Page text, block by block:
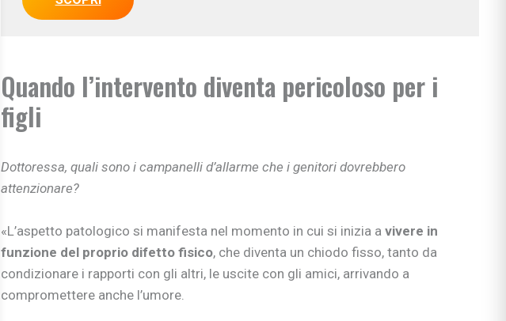
Adolescenza
Sviluppo cognitivo e apprendimento
Linguaggio
Scarabocchi e disegni
Consigli di lettura
Tempo libero
Lo spazio d’ascolto
Essere famiglia
Quando arriva un bebè
Rapporto genitori-figli
Quando l’intervento diventa pericoloso per i
figli
Dottoressa, quali sono i campanelli d’allarme che i genitori dovrebbero
attenzionare?
«L’aspetto patologico si manifesta nel momento in cui si inizia a vivere in
funzione del proprio difetto fisico, che diventa un chiodo fisso, tanto da
condizionare i rapporti con gli altri, le uscite con gli amici, arrivando a
compromettere anche l’umore.